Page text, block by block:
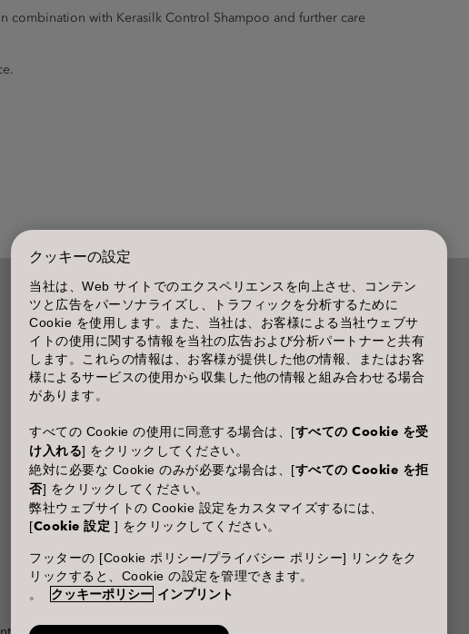
combination with Kerasilk Control Shampoo and further care
商品に関するお問い合わせ TEL.03-3660-7590
(土・日・休日を除く 9:00-12:00 / 13:00-17:00)
※年末年始休業；12/30~1/4
クッキーの設定
当社は、Web サイトでのエクスペリエンスを向上させ、コンテン
ツと広告をパーソナライズし、トラフィックを分析するために
Cookie を使用します。また、当社は、お客様による当社ウェブサ
イトの使用に関する情報を当社の広告および分析パートナーと共有
します。これらの情報は、お客様が提供した他の情報、またはお客
様によるサービスの使用から収集した他の情報と組み合わせる場合
があります。
すべての Cookie の使用に同意する場合は、[すべての Cookie を受
け入れる] をクリックしてください。
絶対に必要な Cookie のみが必要な場合は、[すべての Cookie を拒
否] をクリックしてください。
弊社ウェブサイトの Cookie 設定をカスタマイズするには、
[Cookie 設定 ] をクリックしてください。
フッターの [Cookie ポリシー/プライバシー ポリシー] リンクをク
リックすると、Cookie の設定を管理できます。
。
クッキーポリシー インプリント